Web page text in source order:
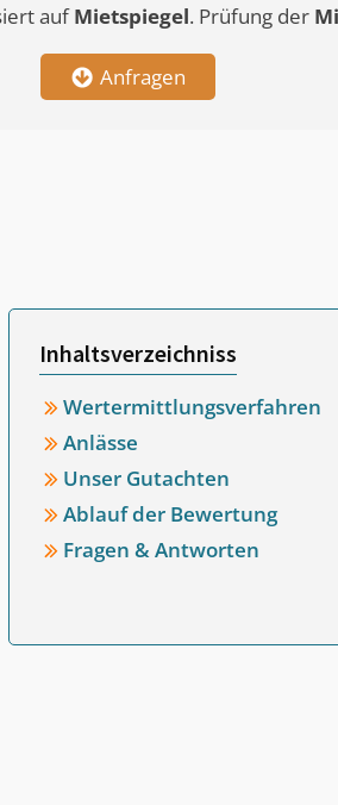
aufMietspiegel. Prüfung der
Anfragen
Inhaltsverzeichniss
Wertermittlungsverfahren
Anlässe
Unser Gutachten
Ablauf der Bewertung
Fragen & Antworten